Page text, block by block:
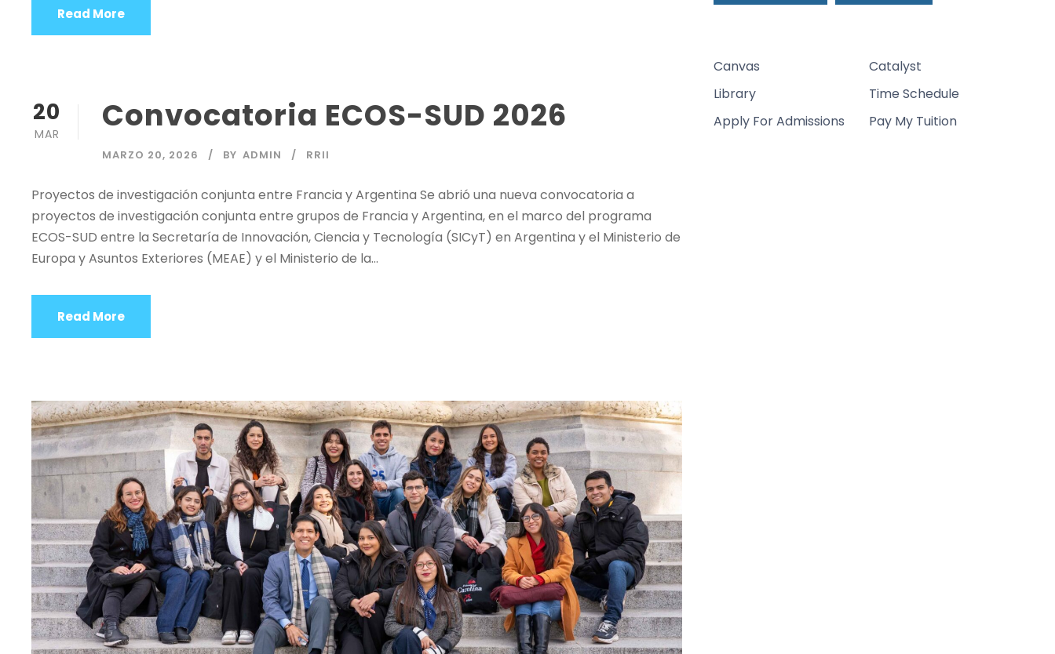
Read More
20
MAR Convocatoria ECOS-SUD 2026
MARZO 20, 2026 BY ADMIN RRII
Proyectos de investigación conjunta entre Francia y Argentina Se abrió una nueva convocatoria a
proyectos de investigación conjunta entre grupos de Francia y Argentina, en el marco del programa
ECOS-SUD entre la Secretaría de Innovación, Ciencia y Tecnología (SICyT) en Argentina y el Ministerio de
Europa y Asuntos Exteriores (MEAE) y el Ministerio de la...
Read More
Canvas
Catalyst
Library
Time Schedule
Apply For Admissions
Pay My Tuition